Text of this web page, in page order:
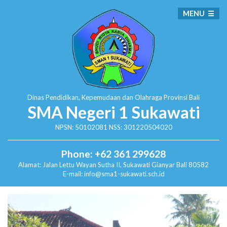
Dinas Pendidikan, Kepemudaan dan Olahraga Provinsi Bali
SMA Negeri 1 Sukawati
NPSN: 50102081 NSS: 301220504020
Phone: +62 361 299628
Alamat: Jalan Lettu Wayan Sutha II, SukawatiGianyar Bali 80582
E-mail: info@sma1-sukawati.sch.id
MENU